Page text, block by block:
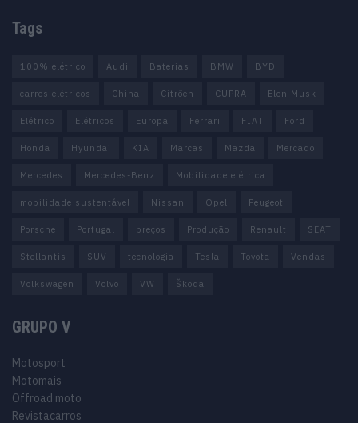
Tags
100% elétrico Audi Baterias BMW BYD
carros elétricos China Citröen CUPRA Elon Musk
Elétrico Elétricos Europa Ferrari FIAT Ford
Honda Hyundai KIA Marcas Mazda Mercado
Mercedes Mercedes-Benz Mobilidade elétrica
mobilidade sustentável Nissan Opel Peugeot
Porsche Portugal preços Produção Renault SEAT
Stellantis SUV tecnologia Tesla Toyota Vendas
Volkswagen Volvo VW Škoda
GRUPO V
Motosport
Motomais
Offroad moto
Revistacarros